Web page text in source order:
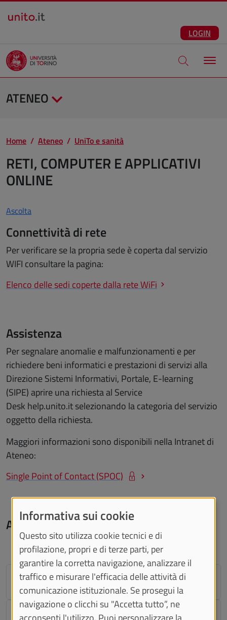
Salta al contenuto principale
LOGIN
Apri modale
ATENEO
Home Ateneo UniTo e sanità
RETI, COMPUTER E APPLICATIVI
ONLINE
Ascolta
Connettività di rete
Per verificare se la propria sede è coperta dal servizio
WIFI consultare la pagina:
Elenco delle sedi coperte dalla rete WiFi
Assistenza
Per segnalare anomalie e malfunzionamenti e per
richiedere beni informatici e prestazioni di servizi alla
Direzione Sistemi Informativi, Portale, E-learning
(SIPE) aprire una richiesta al Service
Desk help.unito.it selezionando la categoria del servizio
oggetto della richiesta.
Maggiori informazioni sono disponibili nella Intranet di
Ateneo:
Single Point of Contact (SPOC)
Applicativi online
EureKa
Diario elettronico
Informativa sui cookie
Questo sito utilizza cookie tecnici e di
profilazione, propri e di terze parti, per
garantire la corretta navigazione, analizzare il
traffico e misurare l'efficacia delle attività di
comunicazione istituzionale. Se prosegui la
navigazione o clicchi su "Accetta tutto”, ne